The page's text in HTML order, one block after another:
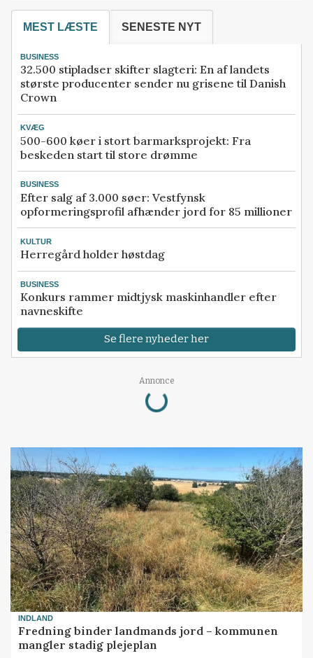
MEST LÆSTE SENESTE NYT
BUSINESS
32.500 stipladser skifter slagteri: En af landets
største producenter sender nu grisene til Danish
Crown
KVÆG
500-600 køer i stort barmarksprojekt: Fra
beskeden start til store drømme
BUSINESS
Efter salg af 3.000 søer: Vestfynsk
opformeringsprofil afhænder jord for 85 millioner
KULTUR
Herregård holder høstdag
BUSINESS
Konkurs rammer midtjysk maskinhandler efter
navneskifte
Se flere nyheder her
Annonce
Loading...
INDLAND
Fredning binder landmands jord – kommunen
mangler stadig plejeplan